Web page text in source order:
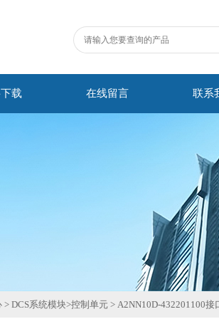
载 在线留言 联系
> DCS系统模块>控制单元 > A2NN10D-432201100接